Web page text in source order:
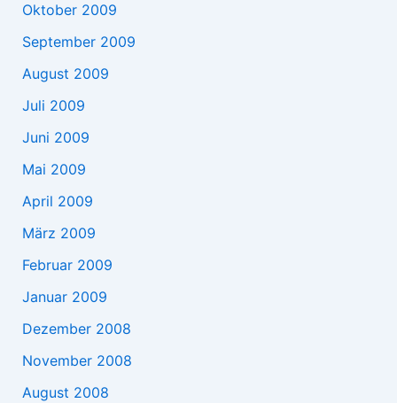
Oktober 2009
September 2009
August 2009
Juli 2009
Juni 2009
Mai 2009
April 2009
März 2009
Februar 2009
Januar 2009
Dezember 2008
November 2008
August 2008